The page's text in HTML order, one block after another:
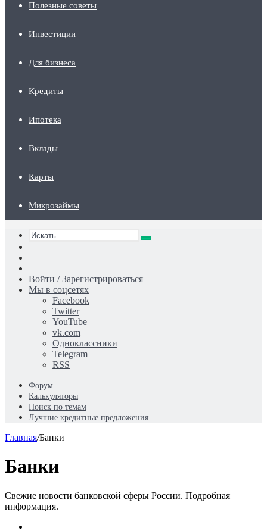
Полезные советы
Инвестиции
Для бизнеса
Кредиты
Ипотека
Вклады
Карты
Микрозаймы
Искать
статья
Войти / Зарегистрироваться
Мы в соцсетях
Facebook
Twitter
YouTube
vk.com
Одноклассники
Telegram
RSS
Форум
Калькуляторы
Поиск по темам
Лучшие кредитные предложения
Главная/Банки
Банки
Свежие новости банковской сферы России. Подробная
информация.